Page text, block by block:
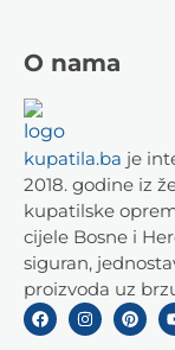
O nama
kupatila.ba je
2018. godine iz
kupatilske
cijele Bosne i
siguran,
proizvoda uz